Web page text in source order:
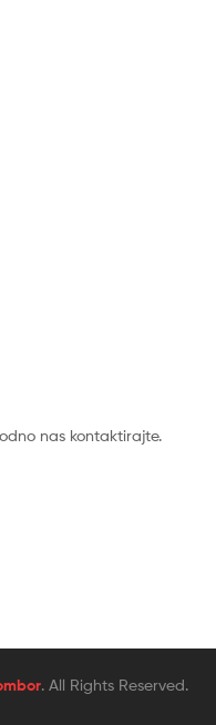
nas kontaktirajte.
. All Rights Reserved.